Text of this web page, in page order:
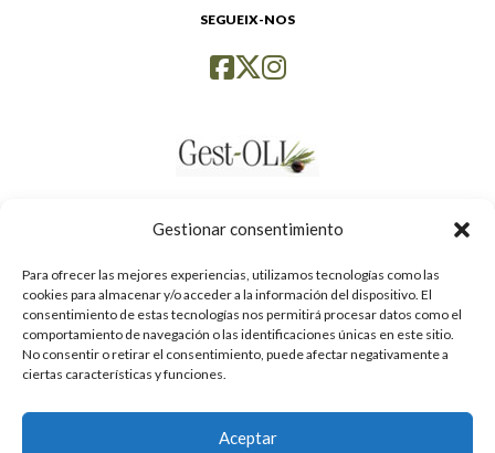
Gestionar consentimiento
Para ofrecer las mejores experiencias, utilizamos tecnologías como las
cookies para almacenar y/o acceder a la información del dispositivo. El
consentimiento de estas tecnologías nos permitirá procesar datos como el
comportamiento de navegación o las identificaciones únicas en este sitio.
No consentir o retirar el consentimiento, puede afectar negativamente a
ciertas características y funciones.
Aceptar
SEGUEIX-NOS